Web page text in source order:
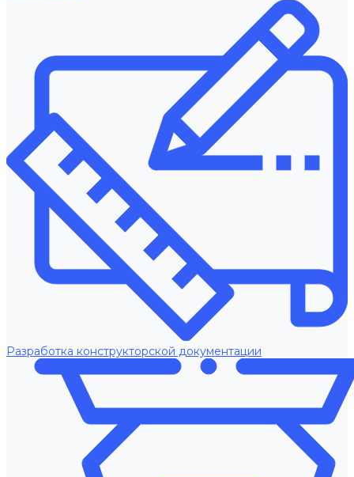
Разработка конструкторской документации